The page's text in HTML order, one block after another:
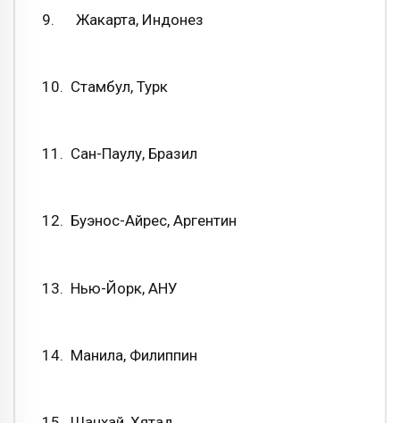
9. Жакарта, Индонез
10. Стамбул, Турк
11. Сан-Паулу, Бразил
12. Буэнос-Айрес, Аргентин
13. Нью-Йорк, АНУ
14. Манила, Филиппин